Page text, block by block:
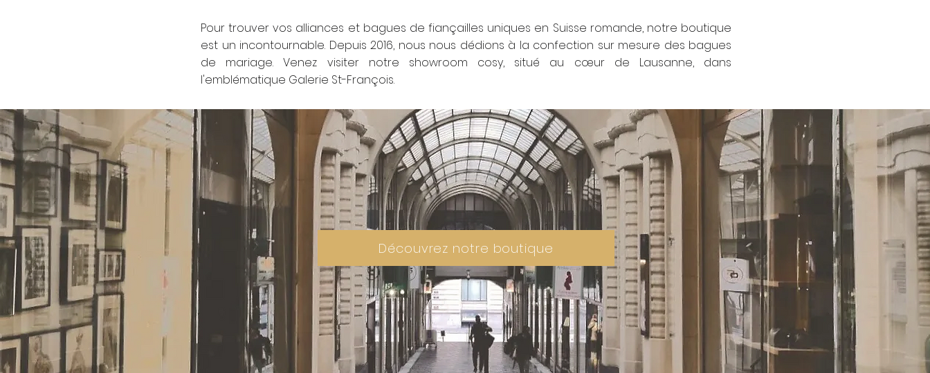
Pour trouver vos alliances et bagues de fiançailles uniques en Suisse romande, notre boutique
est un incontournable. Depuis 2016, nous nous dédions à la confection sur mesure des bagues
de mariage. Venez visiter notre showroom cosy, situé au cœur de Lausanne, dans
l'emblématique Galerie St-François.
Découvrez notre boutique